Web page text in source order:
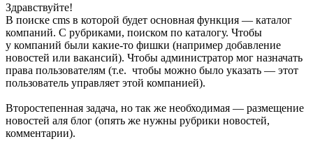
Здравствуйте!
В поиске cms в которой будет основная функция — каталог
компаний. С рубриками, поиском по каталогу. Чтобы
у компаний были какие-то фишки (например добавление
новостей или вакансий). Чтобы администратор мог назначать
права пользователям (т.е. чтобы можно было указать — этот
пользователь управляет этой компанией).
Второстепенная задача, но так же необходимая — размещение
новостей аля блог (опять же нужны рубрики новостей,
комментарии).